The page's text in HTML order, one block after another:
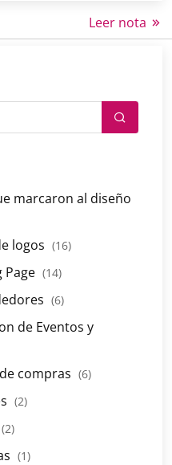
marcaron al diseño
logos (16)
Page (14)
(6)
de Eventos y
compras (6)
(2)
(2)
(1)
Leer nota